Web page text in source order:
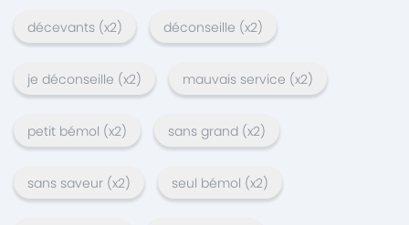
décevants (x2) déconseille (x2)
je déconseille (x2) mauvais service (x2)
petit bémol (x2) sans grand (x2)
sans saveur (x2) seul bémol (x2)